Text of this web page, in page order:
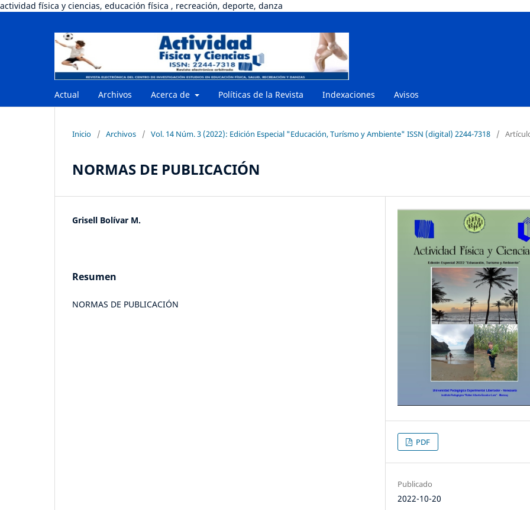
actividad física y ciencias, educación física , recreación, deporte, danza
Actual Archivos Acerca de Políticas de la Revista Indexaciones Avisos
Inicio / Archivos / Vol. 14 Núm. 3 (2022): Edición Especial "Educación, Turísmo y Ambiente" ISSN (digital) 2244-7318 /
NORMAS DE PUBLICACIÓN
Grisell Bolívar M.
Resumen
NORMAS DE PUBLICACIÓN
PDF
Publicado
2022-10-20